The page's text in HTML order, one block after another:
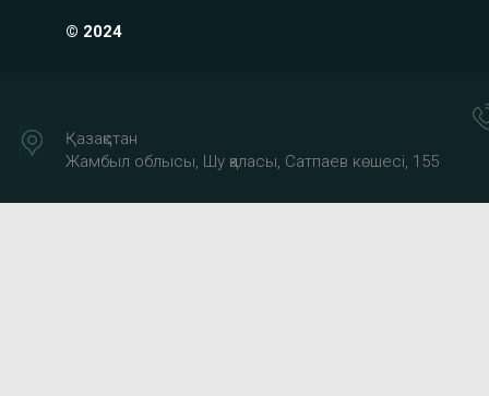
© 2024
Қазақстан
Жамбыл облысы, Шу қаласы, Сатпаев көшесі, 155